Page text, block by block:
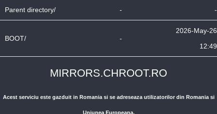
Parent directory/ - -
BOOT/ -
2026-May-26
12:49
MIRRORS.CHROOT.RO
Acest serviciu este gazduit in Romania si se adreseaza utilizatorilor din Romania si
Uniunea Europeana.